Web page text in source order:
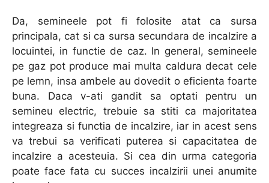
Da, semineele pot fi folosite atat ca sursa
principala, cat si ca sursa secundara de incalzire a
locuintei, in functie de caz. In general, semineele
pe gaz pot produce mai multa caldura decat cele
pe lemn, insa ambele au dovedit o eficienta foarte
buna. Daca v-ati gandit sa optati pentru un
semineu electric, trebuie sa stiti ca majoritatea
integreaza si functia de incalzire, iar in acest sens
va trebui sa verificati puterea si capacitatea de
incalzire a acesteuia. Si cea din urma categoria
poate face fata cu succes incalzirii unei anumite